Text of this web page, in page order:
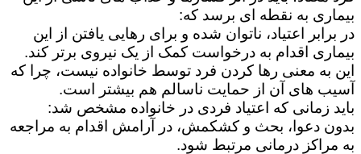
بیماری به نقطه ای برسد که:
در برابر اعتیاد، ناتوان شده و برای رهایی یافتن از این
بیماری اقدام به درخواست کمک از یک نیروی برتر کند.
این به معنی رها کردن فرد توسط خانواده نیست، چرا که
آسیب های آن از حمایت ناسالم هم بیشتر است.
باید زمانی که اعتیاد فردی در خانواده مشخص شد:
بدون دعوا، بحث و کشکمش، در آرامش اقدام به مراجعه
به مراکز درمانی مرتبط شود.